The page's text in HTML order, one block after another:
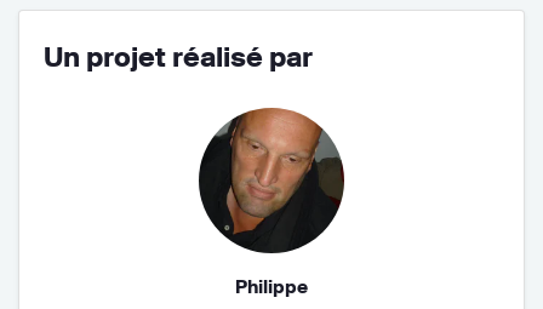
Un projet réalisé par
Philippe